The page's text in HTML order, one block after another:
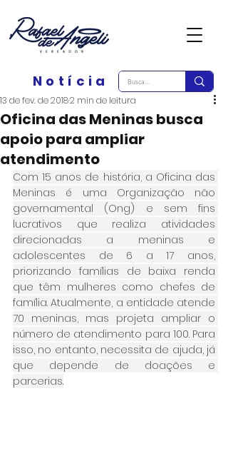
Notícia
Oficina das Meninas busca
apoio para ampliar
atendimento
13 de fev. de 20182 min de leitura
Com 15 anos de história, a Oficina das
Meninas é uma Organização não
governamental (Ong) e sem fins
lucrativos que realiza atividades
direcionadas a meninas e
adolescentes de 6 a 17 anos,
priorizando famílias de baixa renda
que têm mulheres como chefes de
família. Atualmente, a entidade atende
70 meninas, mas projeta ampliar o
número de atendimento para 100. Para
isso, no entanto, necessita de ajuda, já
que depende de doações e
parcerias.